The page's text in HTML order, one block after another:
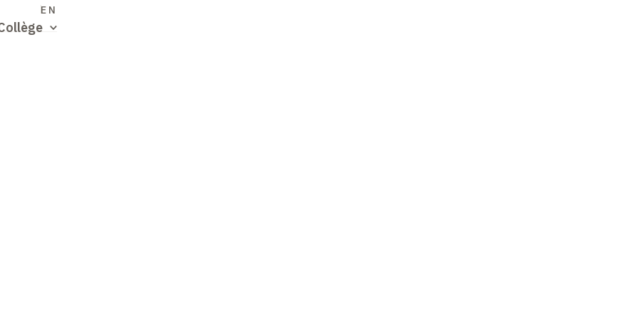
EN